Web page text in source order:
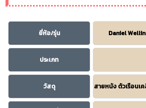
ยี่ห้อ/รุ่น Daniel
ประเภท
วัสดุ สายหนัง ตัวเรือน